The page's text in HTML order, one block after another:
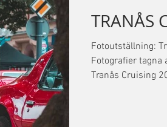
letters Teckenspråkspoesi!
Driva Händer på kultivera
TRANÅS
Fotoutställning:
Fotografier tagna
Tranås Cruising